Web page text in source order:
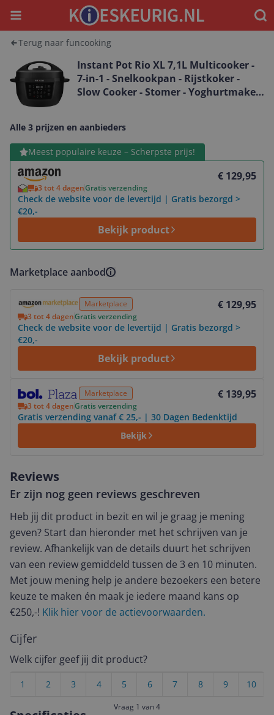
Menu
Terug naar funcooking
Instant Pot Rio XL 7,1L Multicooker -
7-in-1 - Snelkookpan - Rijstkoker -
Slow Cooker - Stomer - Yoghurtmaker
Maximale Veiligheid - 80%
energiebesparend - Eenvoudig in
gebruik
Alle 3 prijzen en aanbieders
Meest populaire keuze – Scherpste prijs!
€ 129,95
3 tot 4 dagenGratis verzending
Check de website voor de levertijd | Gratis bezorgd >
€20,-
Bekijk product
Bekijk product
Marketplace aanbod
Marketplace € 129,95
3 tot 4 dagenGratis verzending
Check de website voor de levertijd | Gratis bezorgd >
€20,-
Bekijk product
Marketplace € 139,95
3 tot 4 dagenGratis verzending
Gratis verzending vanaf € 25,- | 30 Dagen Bedenktijd
Bekijk
Reviews
Er zijn nog geen reviews geschreven
Heb jij dit product in bezit en wil je graag je mening
geven? Start dan hieronder met het schrijven van je
review. Afhankelijk van de details duurt het schrijven
van een review gemiddeld tussen de 3 en 10 minuten.
Met jouw mening help je andere bezoekers een betere
keuze te maken én maak je iedere maand kans op
€250,-! Klik hier voor de actievoorwaarden.
Cijfer
Welk cijfer geef jij dit product?
10
9
8
7
6
5
4
3
2
1
Vraag 1 van 4